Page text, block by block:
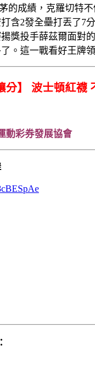
的成績，克羅切特
含2發全壘打丟了7
獎投手薛茲爾面對
。這一戰看好王牌
分】 波士頓紅襪
彩券發展協會